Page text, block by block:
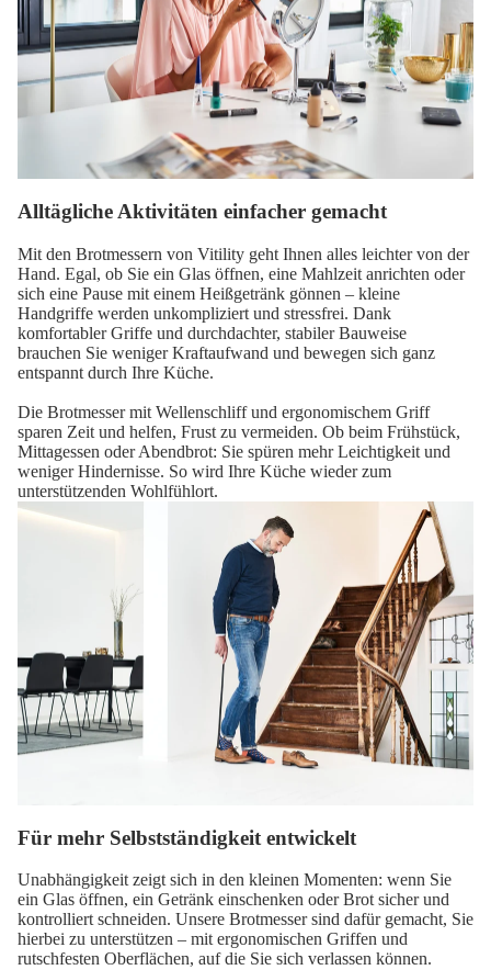
Alltägliche Aktivitäten einfacher gemacht
Mit den Brotmessern von Vitility geht Ihnen alles leichter von der
Hand. Egal, ob Sie ein Glas öffnen, eine Mahlzeit anrichten oder
sich eine Pause mit einem Heißgetränk gönnen – kleine
Handgriffe werden unkompliziert und stressfrei. Dank
komfortabler Griffe und durchdachter, stabiler Bauweise
brauchen Sie weniger Kraftaufwand und bewegen sich ganz
entspannt durch Ihre Küche.
Die Brotmesser mit Wellenschliff und ergonomischem Griff
sparen Zeit und helfen, Frust zu vermeiden. Ob beim Frühstück,
Mittagessen oder Abendbrot: Sie spüren mehr Leichtigkeit und
weniger Hindernisse. So wird Ihre Küche wieder zum
unterstützenden Wohlfühlort.
Für mehr Selbstständigkeit entwickelt
Unabhängigkeit zeigt sich in den kleinen Momenten: wenn Sie
ein Glas öffnen, ein Getränk einschenken oder Brot sicher und
kontrolliert schneiden. Unsere Brotmesser sind dafür gemacht, Sie
hierbei zu unterstützen – mit ergonomischen Griffen und
rutschfesten Oberflächen, auf die Sie sich verlassen können.